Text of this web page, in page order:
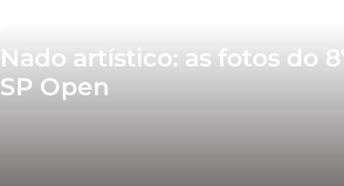
Nado artístico: as fotos do
SP Open